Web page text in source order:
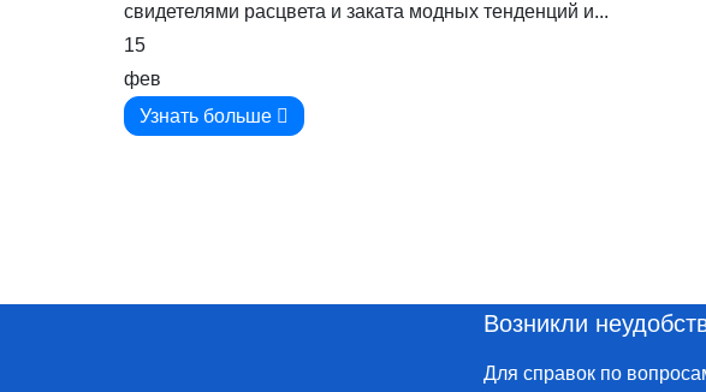
свидетелями расцвета и заката модных тенденций и...
15
фев
Узнать больше
Возникли
Для справок по